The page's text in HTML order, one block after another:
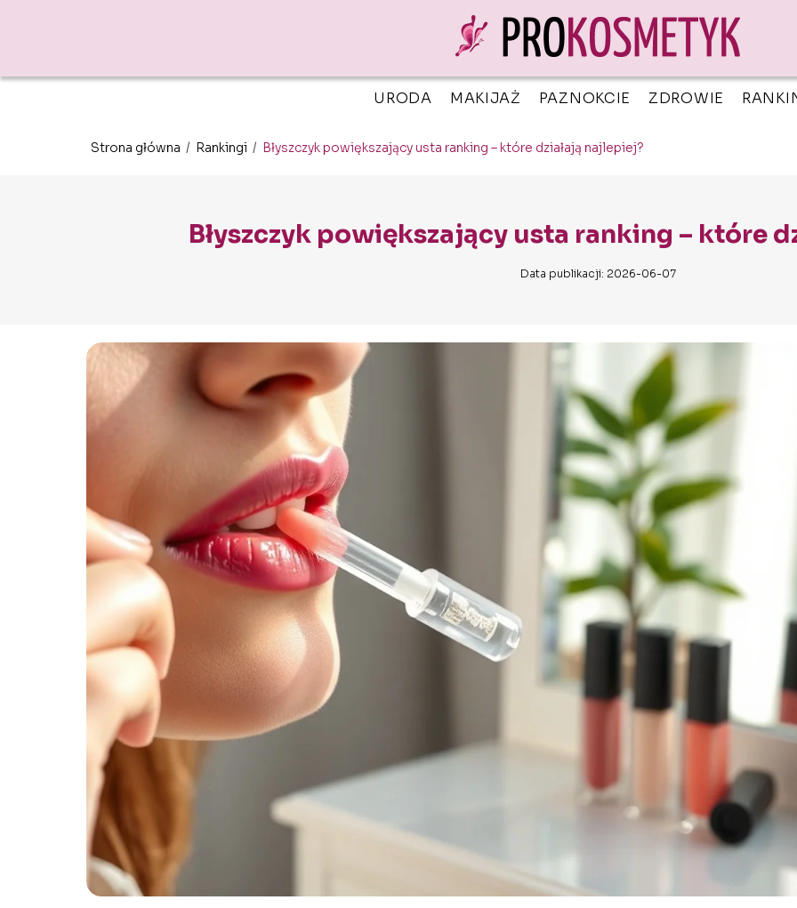
URODA MAKIJAŻ PAZNOKCIE ZDROWIE
Strona główna / Rankingi / Błyszczyk powiększający usta ranking – które działają najlepiej?
Błyszczyk powiększający usta ranking – które
Data publikacji: 2026-06-07